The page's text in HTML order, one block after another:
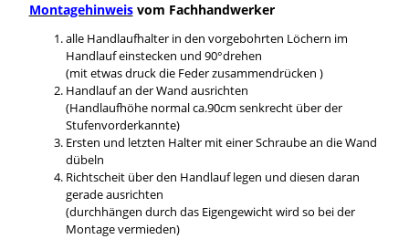
Montagehinweisvom Fachhandwerker
alle Handlaufhalter in den vorgebohrten Löchern im
Handlauf einstecken und 90°drehen
(mit etwas druck die Feder zusammendrücken )
Handlauf an der Wand ausrichten
(Handlaufhöhe normal ca.90cm senkrecht über der
Stufenvorderkannte)
Ersten und letzten Halter mit einer Schraube an die Wand
dübeln
Richtscheit über den Handlauf legen und diesen daran
gerade ausrichten
(durchhängen durch das Eigengewicht wird so bei der
Montage vermieden)